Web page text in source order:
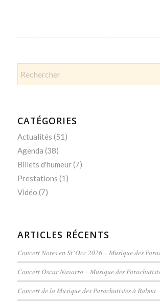
CATÉGORIES
Actualités (51)
Agenda (38)
Billets d'humeur(7)
Prestations (1)
Vidéo (7)
ARTICLES RÉCENTS
Concert Notes en St’Occ 2026 – Musique des
Concert Oscar Navarro – Musique des
Concert de la Musique des Parachutistes à Balma